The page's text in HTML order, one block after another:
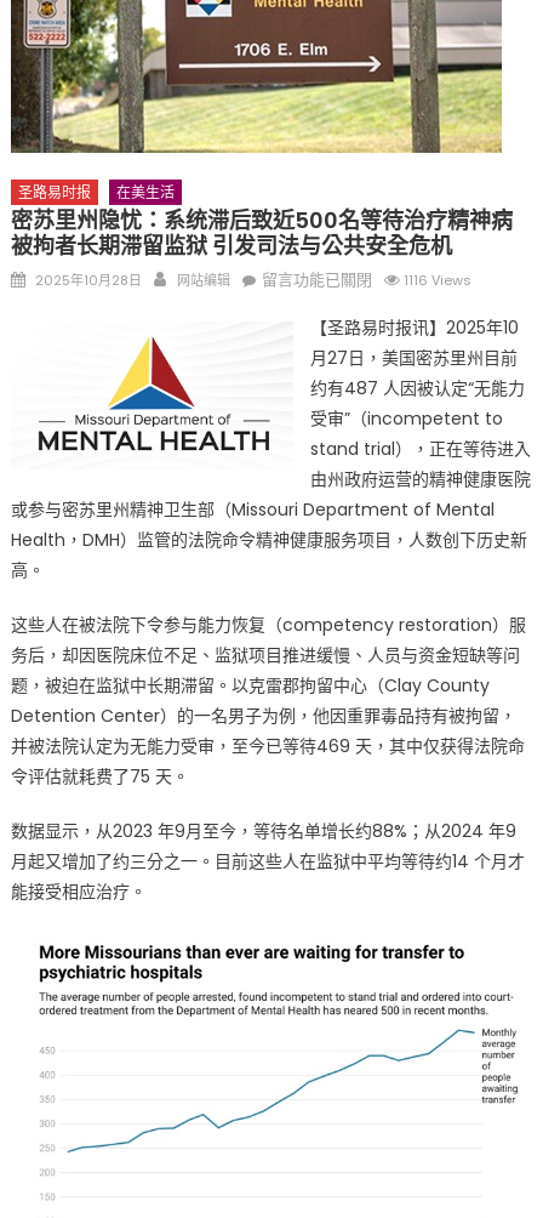
筝声与琴韵交汇：刘励(Li Statler)与钢琴家Darek演绎一场古筝
与钢琴的精彩对话
圣路易时报 在美生活
密苏里州隐忧：系统滞后致近500名等待治疗精神病
被拘者长期滞留监狱 引发司法与公共安全危机
Posted
2025年10月28日 Author
网站编辑
在
隐
忧：
统
滞
后
近
500
名
等
待
治
神
病
者
期
狱
留言功能已關閉 1116 Views
【圣路易时报讯】2025年10
月27日，美国密苏里州目前
约有487 人因被认定“无能力
受审”（incompetent to
stand trial），正在等待进入
由州政府运营的精神健康医院
或参与密苏里州精神卫生部（Missouri Department of Mental
Health，DMH）监管的法院命令精神健康服务项目，人数创下历史新
高。
这些人在被法院下令参与能力恢复（competency restoration）服
务后，却因医院床位不足、监狱项目推进缓慢、人员与资金短缺等问
题，被迫在监狱中长期滞留。以克雷郡拘留中心（Clay County
Detention Center）的一名男子为例，他因重罪毒品持有被拘留，
并被法院认定为无能力受审，至今已等待469 天，其中仅获得法院命
令评估就耗费了75 天。
数据显示，从2023 年9月至今，等待名单增长约88%；从2024 年9
月起又增加了约三分之一。目前这些人在监狱中平均等待约14 个月才
能接受相应治疗。